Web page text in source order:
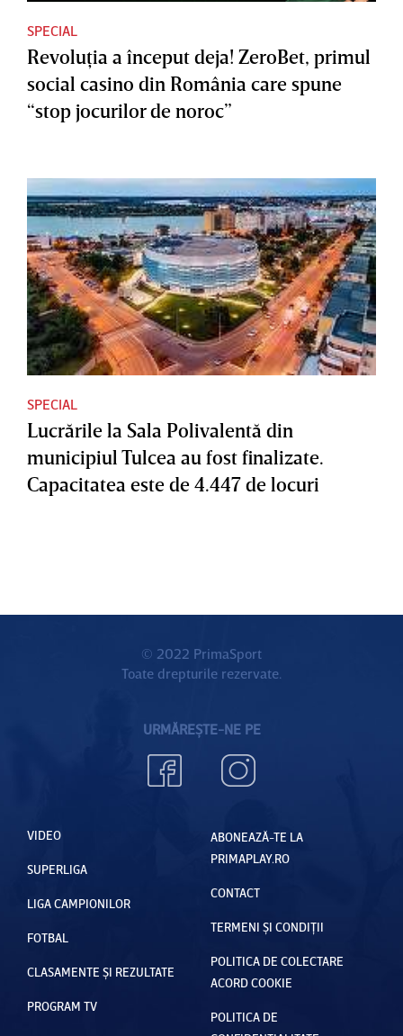
SPECIAL
Revoluţia a început deja! ZeroBet, primul
social casino din România care spune
“stop jocurilor de noroc”
SPECIAL
Lucrările la Sala Polivalentă din
municipiul Tulcea au fost finalizate.
Capacitatea este de 4.447 de locuri
© 2022 PrimaSport
Toate drepturile rezervate.
URMĂREȘTE-NE PE
VIDEO
SUPERLIGA
LIGA CAMPIONILOR
FOTBAL
CLASAMENTE ȘI REZULTATE
PROGRAM TV
ABONEAZĂ-TE LA
PRIMAPLAY.RO
CONTACT
TERMENI ȘI CONDIȚII
POLITICA DE COLECTARE
ACORD COOKIE
POLITICA DE